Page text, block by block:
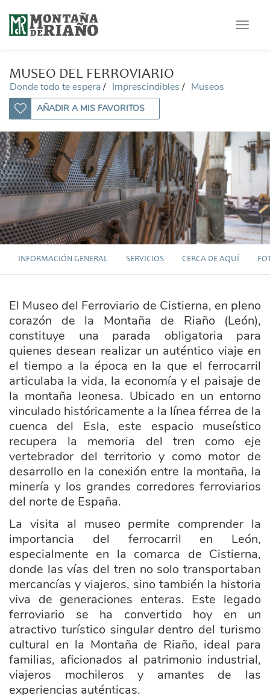
Toggle
MUSEO DEL FERROVIARIO
Donde todo te espera Imprescindibles Museos
AÑADIR A MIS FAVORITOS
INFORMACIÓN GENERAL SERVICIOS CERCA DE AQUÍ
El Museo del Ferroviario de Cistierna, en pleno
corazón de la Montaña de Riaño (León),
constituye una parada obligatoria para
quienes desean realizar un auténtico viaje en
el tiempo a la época en la que el ferrocarril
articulaba la vida, la economía y el paisaje de
la montaña leonesa. Ubicado en un entorno
vinculado históricamente a la línea férrea de la
cuenca del Esla, este espacio museístico
recupera la memoria del tren como eje
vertebrador del territorio y como motor de
desarrollo en la conexión entre la montaña, la
minería y los grandes corredores ferroviarios
del norte de España.
La visita al museo permite comprender la
importancia del ferrocarril en León,
especialmente en la comarca de Cistierna,
donde las vías del tren no solo transportaban
mercancías y viajeros, sino también la historia
viva de generaciones enteras. Este legado
ferroviario se ha convertido hoy en un
atractivo turístico singular dentro del turismo
cultural en la Montaña de Riaño, ideal para
familias, aficionados al patrimonio industrial,
viajeros mochileros y amantes de las
experiencias auténticas.